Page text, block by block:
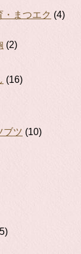
まつエク (4)
(2)
(16)
ブツ (10)